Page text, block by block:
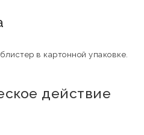
в картонной упаковке.
действие